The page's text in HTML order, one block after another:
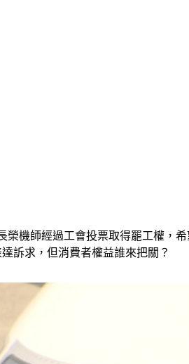
機師經過工會投票取得罷工權，
訴求，但消費者權益誰來把關？